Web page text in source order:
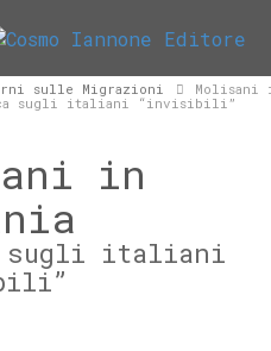
sulle Migrazioni
Molisani
sugli italiani “invisibili”
in
sugli italiani